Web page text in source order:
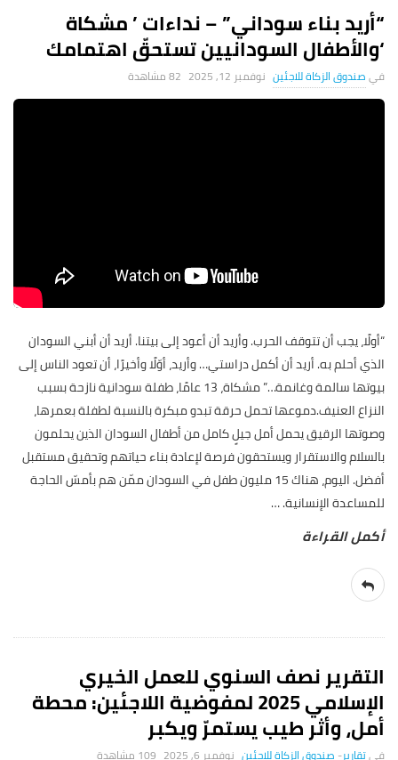
“أريد بناء سوداني” – نداءات ’ مشكاة
‘والأطفال السودانيين تستحقّ اهتمامك
صندوق الزكاة للاجئين نوفمبر 12, 2025 82 ‎مشاهدة
“أولًا، يجب أن تتوقف الحرب. وأريد أن أعود إلى بيتنا. أريد أن أبني السودان
الذي أحلم به. أريد أن أكمل دراستي… وأريد، أوّلًا وأخيرًا، أن تعود الناس إلى
بيوتها سالمة وغانمة…” مشكاة، 13 عامًا، طفلة سودانية نازحة بسبب
النزاع العنيف.دموعها تحمل حرقة تبدو مبكرة بالنسبة لطفلة بعمرها،
وصوتها الرقيق يحمل أمل جيلٍ كامل من أطفال السودان الذين يحلمون
بالسلام والاستقرار ويستحقون فرصة لإعادة بناء حياتهم وتحقيق مستقبل
أفضل. اليوم، هناك 15 مليون طفل في السودان ممّن هم بأمسّ الحاجة
للمساعدة الإنسانية.…
التقرير نصف السنوي للعمل الخيري
الإسلامي 2025 لمفوضية اللاجئين: محطة
أمل، وأثر طيب يستمرّ ويكبر
تقارير- صندوق الزكاة للاجئين نوفمبر 6, 2025 109 ‎مشاهدة